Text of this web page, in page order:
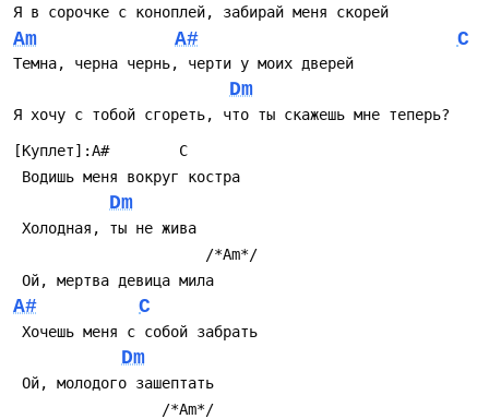
Я в сорочке с коноплей, забирай меня скорей
Am A# C
Темна, черна чернь, черти у моих дверей
Dm
Я хочу с тобой сгореть, что ты скажешь мне теперь?
[Куплет]:A#        C
Водишь меня вокруг костра
Dm
Холодная, ты не жива
                      /*Am*/
Ой, мертва девица мила
A# C
Хочешь меня с собой забрать
Dm
Ой, молодого зашептать
                 /*Am*/